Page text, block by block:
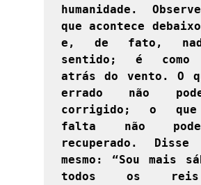
humanidade.
que acontece
e, de fato,
sentido; é como
atrás do vento. O
errado não
corrigido; o que
falta não
recuperado.
mesmo: “Sou mais
todos os